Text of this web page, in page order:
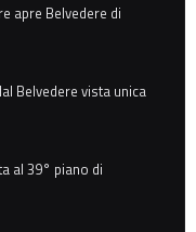
apre Belvedere di
Belvedere vista unica
al 39° piano di